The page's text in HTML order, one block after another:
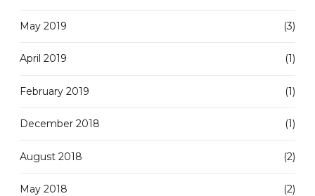
May 2019 (3)
April 2019 (1)
February 2019 (1)
December 2018 (1)
August 2018 (2)
May 2018 (2)